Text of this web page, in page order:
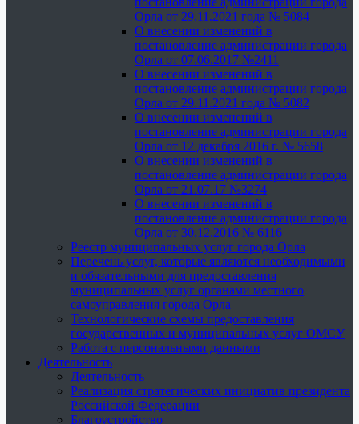
Орла от 29.11.2021 года № 5084
О внесении изменений в
постановление администрации города
Орла от 07.06.2017 №2411
О внесении изменений в
постановление администрации города
Орла от 29.11.2021 года № 5082
О внесении изменений в
постановление администрации города
Орла от 12 декабря 2016 г. № 5658
О внесении изменений в
постановление администрации города
Орла от 21.07.17 №3274
О внесении изменений в
постановление администрации города
Орла от 30.12.2016 № 6116
Реестр муниципальных услуг города Орла
Перечень услуг, которые являются необходимыми
и обязательными для предоставления
муниципальных услуг органами местного
самоуправления города Орла
Технологические схемы предоставления
государственных и муниципальных услуг ОМСУ
Работа с персональными данными
Деятельность
Деятельность
Реализация стратегических инициатив президента
Российской Федерации
Благоустройство